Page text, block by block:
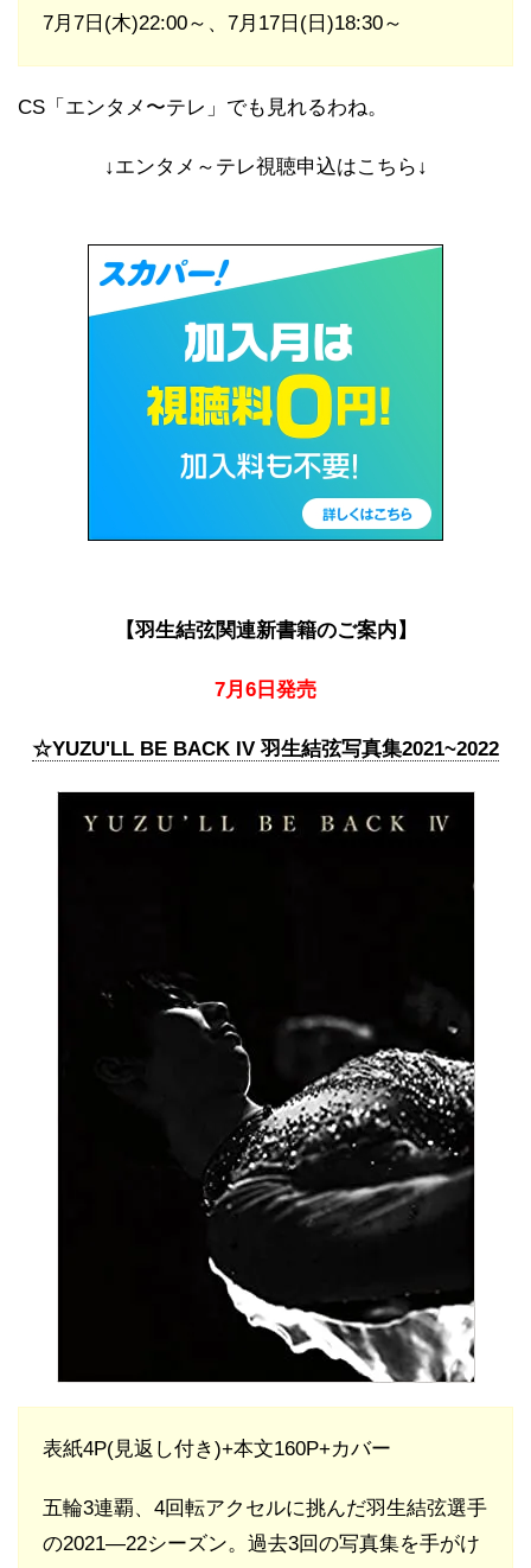
7月7日(木)22:00～、7月17日(日)18:30～
CS「エンタメ〜テレ」でも見れるわね。
↓エンタメ～テレ視聴申込はこちら↓
【羽生結弦関連新書籍のご案内】
7月6日発売
☆YUZU'LL BE BACK IV 羽生結弦写真集2021~2022
表紙4P(見返し付き)+本文160P+カバー
五輪3連覇、4回転アクセルに挑んだ羽生結弦選手
の2021―22シーズン。過去3回の写真集を手がけ